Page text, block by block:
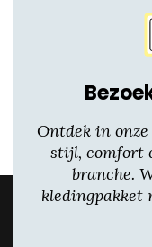
Ontdek in
stijl, comfort
branche.
kledingpakket